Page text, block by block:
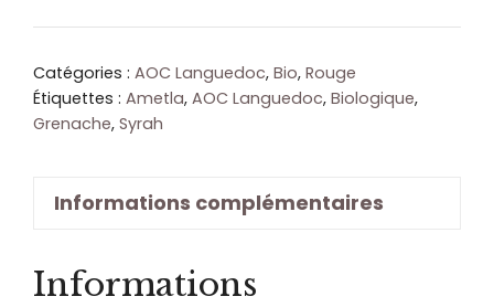
Occitania:
Ametla
Bio
Languedoc
Catégories : AOC Languedoc, Bio, Rouge
Étiquettes : Ametla, AOC Languedoc, Biologique,
Grenache, Syrah
Informations complémentaires
Informations